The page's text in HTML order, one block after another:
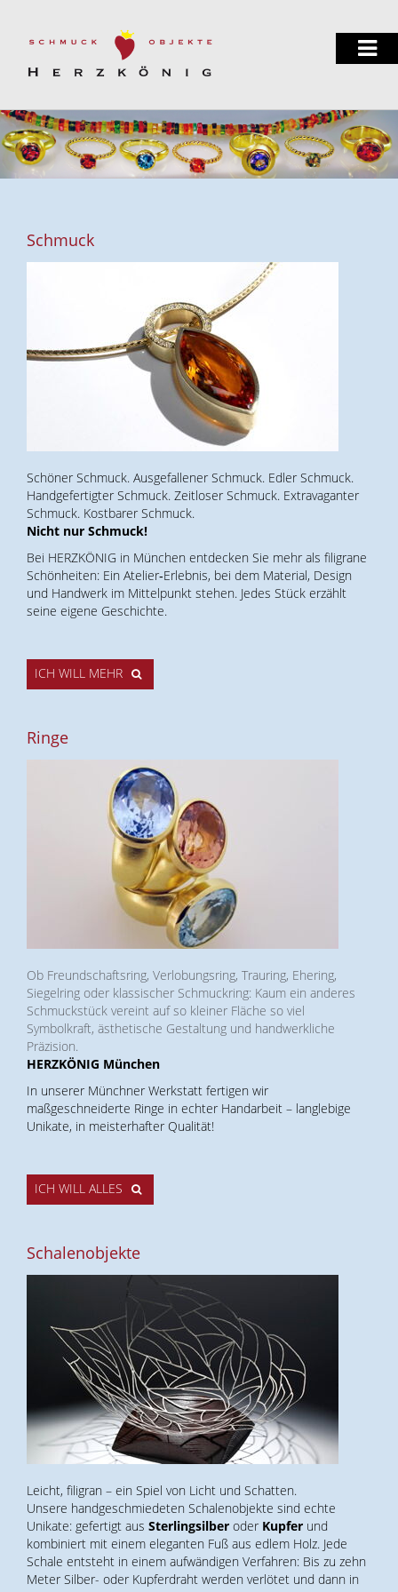
Schmuck
Schöner Schmuck. Ausgefallener Schmuck. Edler Schmuck.
Handgefertigter Schmuck. Zeitloser Schmuck. Extravaganter
Schmuck. Kostbarer Schmuck.
Nicht nur Schmuck!
Bei HERZKÖNIG in München entdecken Sie mehr als filigrane
Schönheiten: Ein Atelier‑Erlebnis, bei dem Material, Design
und Handwerk im Mittelpunkt stehen. Jedes Stück erzählt
seine eigene Geschichte.
ICH WILL MEHR
Ringe
Ob Freundschaftsring, Verlobungsring, Trauring, Ehering,
Siegelring oder klassischer Schmuckring: Kaum ein anderes
Schmuckstück vereint auf so kleiner Fläche so viel
Symbolkraft, ästhetische Gestaltung und handwerkliche
Präzision.
HERZKÖNIG München
In unserer Münchner Werkstatt fertigen wir
maßgeschneiderte Ringe in echter Handarbeit – langlebige
Unikate, in meisterhafter Qualität!
ICH WILL ALLES
Schalenobjekte
Leicht, filigran – ein Spiel von Licht und Schatten.
Unsere handgeschmiedeten Schalenobjekte sind echte
Unikate: gefertigt aus Sterlingsilber oder Kupfer und
kombiniert mit einem eleganten Fuß aus edlem Holz. Jede
Schale entsteht in einem aufwändigen Verfahren: Bis zu zehn
Meter Silber- oder Kupferdraht werden verlötet und dann in